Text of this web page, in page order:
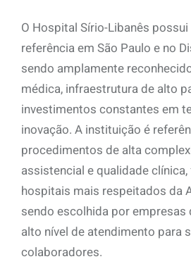
O Hospital Sírio-Libanês
referência em São Paulo e no
sendo amplamente
médica, infraestrutura de alto
investimentos constantes em
inovação. A instituição é
procedimentos de alta
assistencial e qualidade
hospitais mais respeitados da
sendo escolhida por empresas
alto nível de atendimento para
colaboradores.